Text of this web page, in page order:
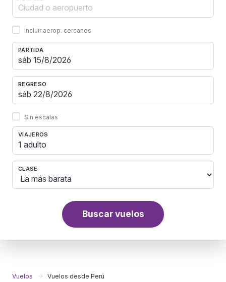
Incluir aerop. cercanos
PARTIDA
REGRESO
Sin escalas
VIAJEROS
1 adulto
CLASE
Buscar vuelos
Vuelos Vuelos desde Perú